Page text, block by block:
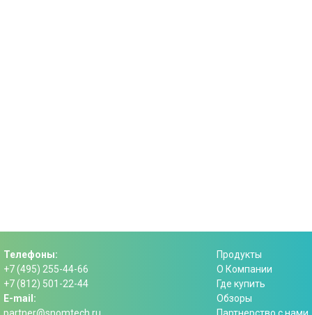
Телефоны:
+7 (495) 255-44-66
+7 (812) 501-22-44
E-mail:
Продукты
О Компании
Где купить
Обзоры